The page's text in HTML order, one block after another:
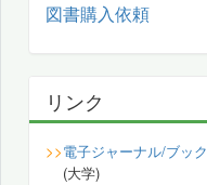
図書購入依頼
リンク
>>電子ジャーナル/ブック
(大学)